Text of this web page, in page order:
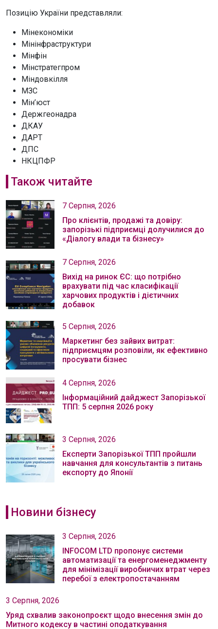
Позицію України представляли:
Мінекономіки
Мінінфраструктури
Мінфін
Мінстратегпром
Міндовкілля
МЗС
Мін’юст
Держгеонадра
ДКАУ
ДАРТ
ДПС
НКЦПФР
Також читайте
7 Серпня, 2026
Про клієнтів, продажі та довіру:
запорізькі підприємці долучилися до
«Діалогу влади та бізнесу»
7 Серпня, 2026
Вихід на ринок ЄС: що потрібно
врахувати під час класифікації
харчових продуктів і дієтичних
добавок
5 Серпня, 2026
Маркетинг без зайвих витрат:
підприємцям розповіли, як ефективно
просувати бізнес
4 Серпня, 2026
Інформаційний дайджест Запорізької
ТПП: 5 серпня 2026 року
3 Серпня, 2026
Експерти Запорізької ТПП пройшли
навчання для консультантів з питань
експорту до Японії
Новини бізнесу
3 Серпня, 2026
INFOCOM LTD пропонує системи
автоматизації та енергоменеджменту
для мінімізації виробничих втрат через
перебої з електропостачанням
3 Серпня, 2026
Уряд схвалив законопроєкт щодо внесення змін до
Митного кодексу в частині оподаткування